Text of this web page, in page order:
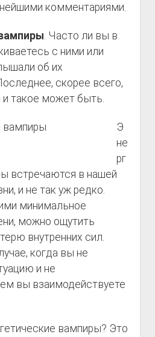
комментариями.
. Часто ли вы в
с ними или
об их
скорее всего,
такое может быть.
Э
не
рг
встречаются в нашей
и не так уж редко.
минимальное
можно ощутить
внутренних сил.
когда вы не
и не
вы взаимодействуете
вампиры? Это